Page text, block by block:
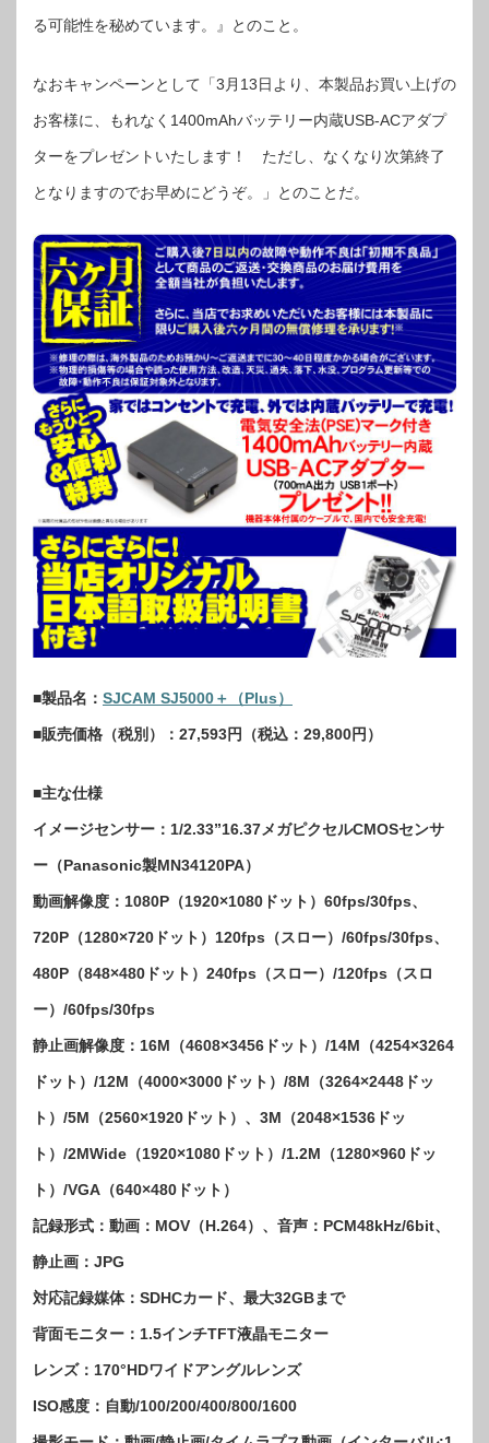
る可能性を秘めています。』とのこと。
なおキャンペーンとして「3月13日より、本製品お買い上げの
お客様に、もれなく1400mAhバッテリー内蔵USB-ACアダプ
ターをプレゼントいたします！ ただし、なくなり次第終了
となりますのでお早めにどうぞ。」とのことだ。
■製品名： SJCAM SJ5000＋（Plus）
■販売価格（税別）：27,593円（税込：29,800円）
■主な仕様
イメージセンサー：1/2.33”16.37メガピクセルCMOSセンサ
ー（Panasonic製MN34120PA）
動画解像度：1080P（1920×1080ドット）60fps/30fps、
720P（1280×720ドット）120fps（スロー）/60fps/30fps、
480P（848×480ドット）240fps（スロー）/120fps（スロ
ー）/60fps/30fps
静止画解像度：16M（4608×3456ドット）/14M（4254×3264
ドット）/12M（4000×3000ドット）/8M（3264×2448ドッ
ト）/5M（2560×1920ドット）、3M（2048×1536ドッ
ト）/2MWide（1920×1080ドット）/1.2M（1280×960ドッ
ト）/VGA（640×480ドット）
記録形式：動画：MOV（H.264）、音声：PCM48kHz/6bit、
静止画：JPG
対応記録媒体：SDHCカード、最大32GBまで
背面モニター：1.5インチTFT液晶モニター
レンズ：170°HDワイドアングルレンズ
ISO感度：自動/100/200/400/800/1600